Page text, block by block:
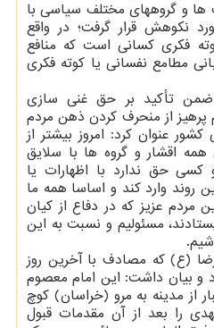
و گروههای مختلف سیاسی با
نکوهش قرار گرفت؛ در واقع
فکری کسانی است که منافع
مطامع نفسانی یا کوته فکری
ضمن تأکید بر حق غنی سازی
پرهیز از منحرف کردن ذهن مردم
عنوان کرد: امروز بیشتر از
اقشار و گروه ها با سلایق
کسی حق ندارد با اظهارات یا
روند وارد کند و اساسا همه ما
مردم عزیز که در دفاع از کیان
مسئولیم و نسبت به این
(ع) که مصادف با آخرین روز
و بیان داشت: این امام معصوم
از مدینه به مرو (خراسان) کوچ
را بعد از آن مقدمات قبول